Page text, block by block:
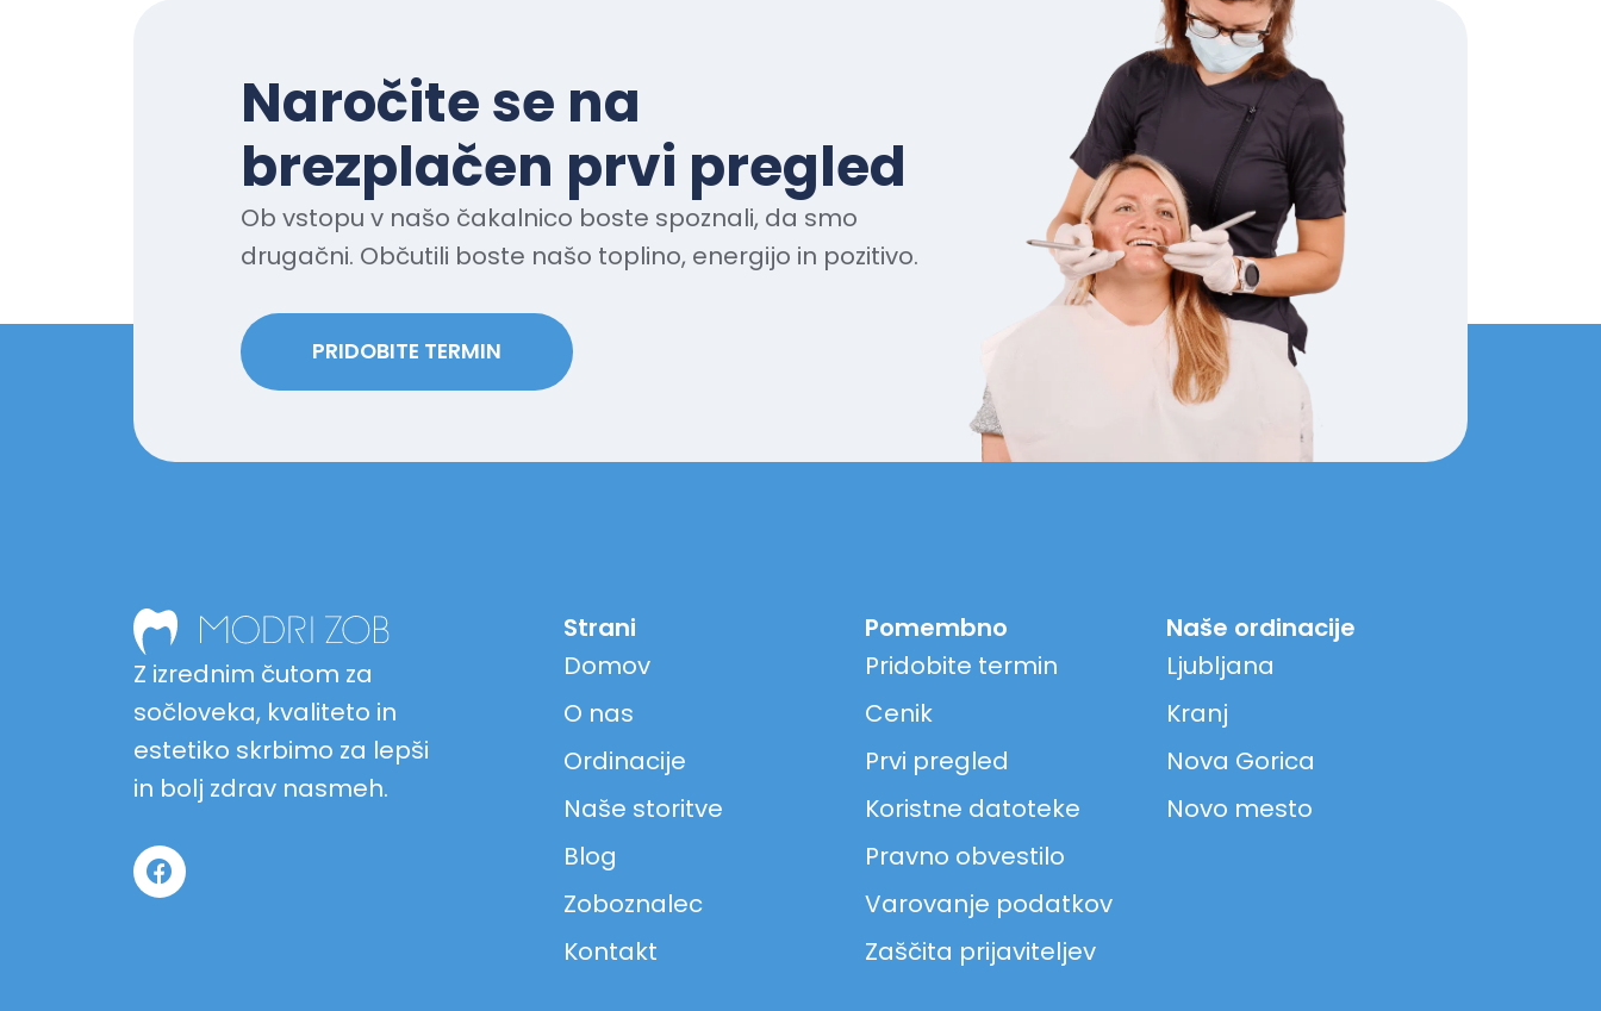
Naročite se na
brezplačen prvi pregled
Ob vstopu v našo čakalnico boste spoznali, da smo
drugačni. Občutili boste našo toplino, energijo in pozitivo.
PRIDOBITE TERMIN
Z izrednim čutom za
sočloveka, kvaliteto in
estetiko skrbimo za lepši
in bolj zdrav nasmeh.
Strani
Domov
O nas
Ordinacije
Naše storitve
Blog
Zoboznalec
Kontakt
Pomembno
Pridobite termin
Cenik
Prvi pregled
Koristne datoteke
Pravno obvestilo
Varovanje podatkov
Zaščita prijaviteljev
Naše ordinacije
Ljubljana
Kranj
Nova Gorica
Novo mesto